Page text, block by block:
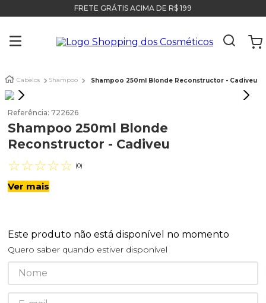
FRETE GRÁTIS ACIMA DE R$ 199
Cabelos Shampoo Shampoo 250ml Blonde Reconstructor - Cadiveu
Referência: 722626
Shampoo 250ml Blonde
Reconstructor - Cadiveu
☆☆☆☆☆ (0)
Ver mais
Este produto não está disponível no momento
Quero saber quando estiver disponível